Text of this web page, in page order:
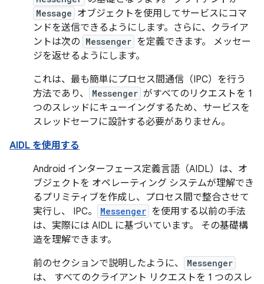
Message オブジェクトを使用してサービスにコマ
ンドを送信できるようにします。さらに、クライア
ントは次の Messenger を定義できます。 メッセー
ジを返せるようにします。
これは、最も簡単にプロセス間通信（IPC）を行う
方法であり、
Messenger がすべてのリクエストを 1
つのスレッドにキューイングするため、サービスを
スレッドセーフに設計する必要がありません。
AIDL を使用する
Android インターフェース定義言語（AIDL）は、オ
ブジェクトを オペレーティング システムが理解でき
るプリミティブを作成し、プロセス間で整合させて
実行し、 IPC。
Messenger を使用する以前の手法
は、実際には AIDL に基づいています。 その基礎構
造を理解できます。
前のセクションで説明したように、
Messenger
は、 すべてのクライアント リクエストを 1 つのスレ